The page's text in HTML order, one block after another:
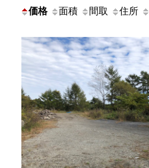
価格 面積 間取 住所